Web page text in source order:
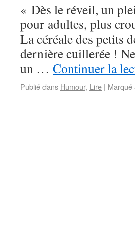
« Dès le réveil, un
pour adultes, plus
La céréale des petits
dernière cuillerée !
un … Continuer la
Publié dans Humour, Lire | Marqué